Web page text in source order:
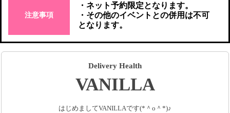
注意事項
・ネット予約限定となります。
・その他のイベントとの併用は不可
となります。
Delivery Health
VANILLA
はじめましてVANILLAです(*＾o＾*)♪